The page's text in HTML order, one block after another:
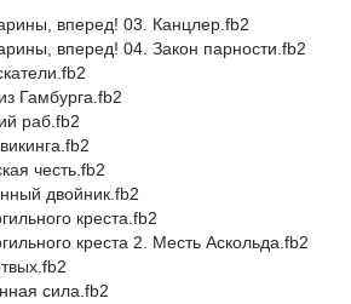
вперед! 03. Канцлер.fb2
вперед! 04. Закон парности.fb2
Гамбурга.fb2
раб.fb2
честь.fb2
двойник.fb2
креста.fb2
креста 2. Месть Аскольда.fb2
сила.fb2